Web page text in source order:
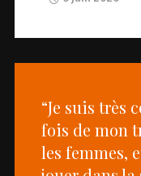
“Je suis très
fois de mon
les femmes,